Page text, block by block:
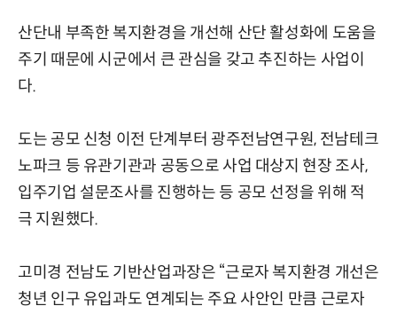
산단내 부족한 복지환경을 개선해 산단 활성화에 도움을
주기 때문에 시군에서 큰 관심을 갖고 추진하는 사업이
다.
도는 공모 신청 이전 단계부터 광주전남연구원, 전남테크
노파크 등 유관기관과 공동으로 사업 대상지 현장 조사,
입주기업 설문조사를 진행하는 등 공모 선정을 위해 적
극 지원했다.
고미경 전남도 기반산업과장은 “근로자 복지환경 개선은
청년 인구 유입과도 연계되는 주요 사안인 만큼 근로자